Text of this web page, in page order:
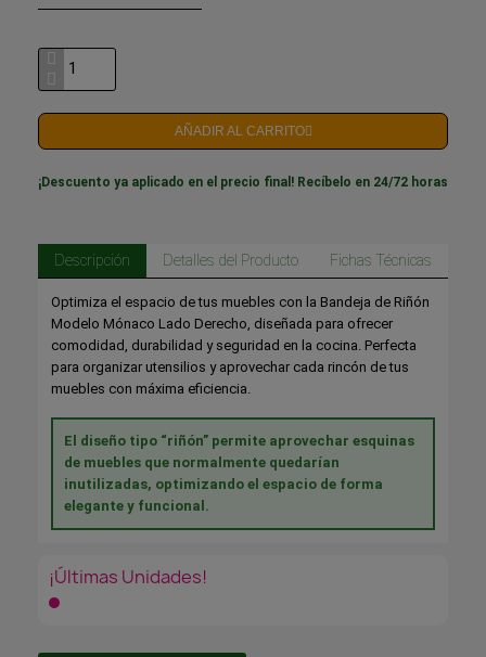
AÑADIR AL CARRITO
¡Descuento ya aplicado en el precio final! Recíbelo en 24/72 horas
Descripción Detalles del Producto Fichas Técnicas
Optimiza el espacio de tus muebles con la Bandeja de Riñón
Modelo Mónaco Lado Derecho, diseñada para ofrecer
comodidad, durabilidad y seguridad en la cocina. Perfecta
para organizar utensilios y aprovechar cada rincón de tus
muebles con máxima eficiencia.
El diseño tipo “riñón” permite aprovechar esquinas
de muebles que normalmente quedarían
inutilizadas, optimizando el espacio de forma
elegante y funcional.
¡Últimas Unidades!